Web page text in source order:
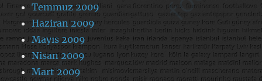
Temmuz 2009
Haziran 2009
Mayıs 2009
Nisan 2009
Mart 2009